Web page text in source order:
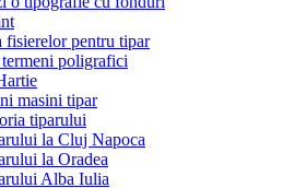
fisierelor pentru tipar
poligrafici
masini tipar
tiparului
la Cluj Napoca
la Oradea
Alba Iulia